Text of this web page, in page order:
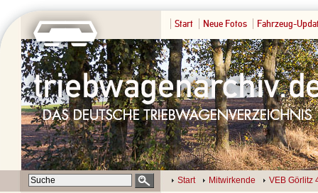
Start Neue Fotos Fahrzeug-
Start Mitwirkende VEB Görlitz